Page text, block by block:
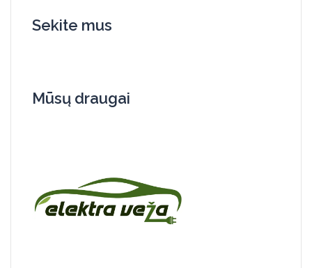
Sekite mus
Mūsų draugai